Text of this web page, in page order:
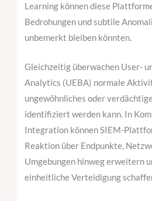
Learning können diese
Bedrohungen und subtile
unbemerkt bleiben könnten.
Gleichzeitig überwachen User-
Analytics (UEBA) normale
ungewöhnliches oder
identifiziert werden kann. In
Integration können SIEM-
Reaktion über Endpunkte,
Umgebungen hinweg erweitern
einheitliche Verteidigung